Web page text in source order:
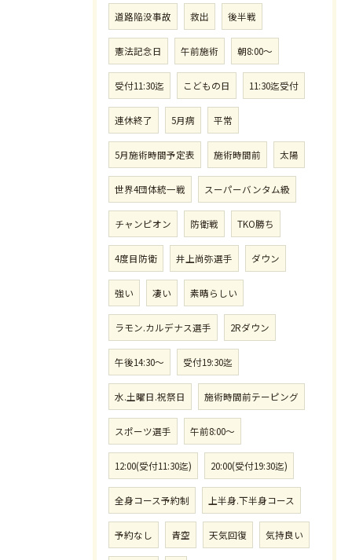
道路陥没事故 救出 後半戦
憲法記念日 午前施術 朝8:00〜
受付11:30迄 こどもの日 11:30迄受付
連休終了 5月病 平常
5月施術時間予定表 施術時間前 太陽
世界4団体統一戦 スーパーバンタム級
チャンピオン 防衛戦 TKO勝ち
4度目防衛 井上尚弥選手 ダウン
強い 凄い 素晴らしい
ラモン.カルデナス選手 2Rダウン
午後14:30〜 受付19:30迄
水.土曜日.祝祭日 施術時間前テーピング
スポーツ選手 午前8:00〜
12:00(受付11:30迄) 20:00(受付19:30迄)
全身コース予約制 上半身.下半身コース
予約なし 青空 天気回復 気持良い